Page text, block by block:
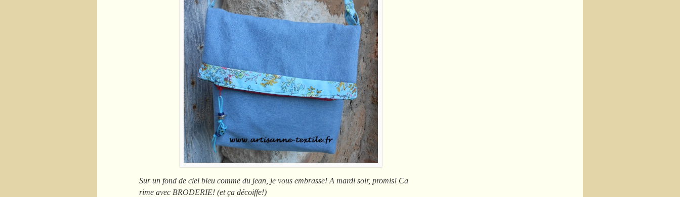
Sur un fond de ciel bleu comme du jean, je vous embrasse! A mardi soir, promis! Ca
rime avec BRODERIE! (et ça décoiffe!)